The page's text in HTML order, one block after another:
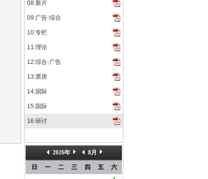
08:新片
09:广告·综合
10:专栏
11:理论
12:综合·广告
13:票房
14:国际
15:国际
16:研讨